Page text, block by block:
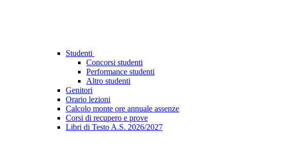
Studenti
Concorsi studenti
Performance studenti
Altro studenti
Genitori
Orario lezioni
Calcolo monte ore annuale assenze
Corsi di recupero e prove
Libri di Testo A.S. 2026/2027